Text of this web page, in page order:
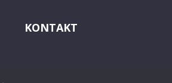
KONTAKT